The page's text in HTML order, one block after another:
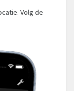
Volg de